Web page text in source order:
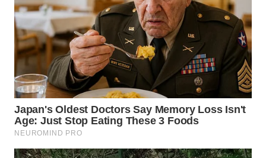
WN
SIMALUNGUN
WN
LABUHANBATU
WN
TAPANULI
TENGAH
WN DELI